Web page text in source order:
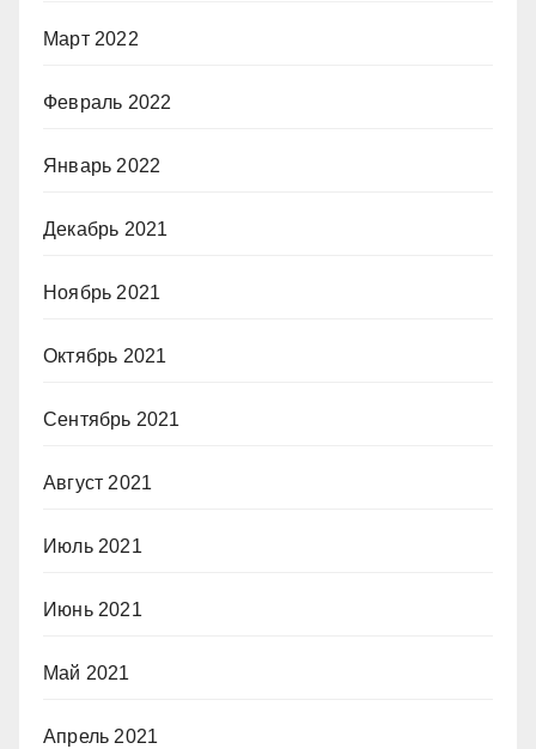
Март 2022
Февраль 2022
Январь 2022
Декабрь 2021
Ноябрь 2021
Октябрь 2021
Сентябрь 2021
Август 2021
Июль 2021
Июнь 2021
Май 2021
Апрель 2021